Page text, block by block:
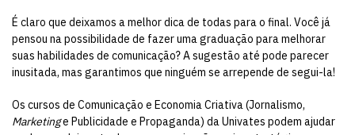
É claro que deixamos a melhor dica de todas para o final. Você já
pensou na possibilidade de fazer uma graduação para melhorar
suas habilidades de comunicação? A sugestão até pode parecer
inusitada, mas garantimos que ninguém se arrepende de segui-la!
Os cursos de Comunicação e Economia Criativa (Jornalismo,
Marketinge Publicidade e Propaganda) da Univates podem ajudar